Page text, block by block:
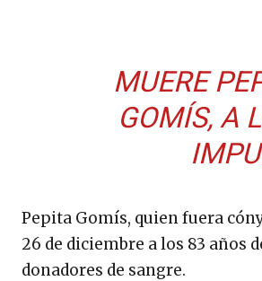
MUERE
GOMÍS, A
Pepita Gomís, quien fuera
26 de diciembre a los 83 años
donadores de sangre.